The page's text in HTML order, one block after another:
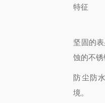
特征
坚固的
蚀的不锈
防尘防
境。